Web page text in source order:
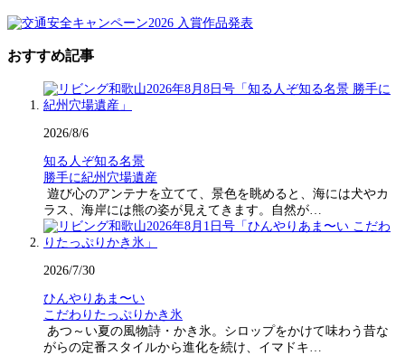
おすすめ記事
2026/8/6
知る人ぞ知る名景
勝手に紀州穴場遺産
遊び心のアンテナを立てて、景色を眺めると、海には犬やカ
ラス、海岸には熊の姿が見えてきます。自然が…
2026/7/30
ひんやりあま〜い
こだわりたっぷりかき氷
あつ～い夏の風物詩・かき氷。シロップをかけて味わう昔な
がらの定番スタイルから進化を続け、イマドキ…